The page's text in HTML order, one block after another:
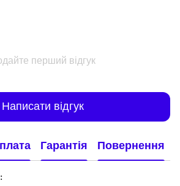
перший відгук
Написати відгук
Гарантія Повернення